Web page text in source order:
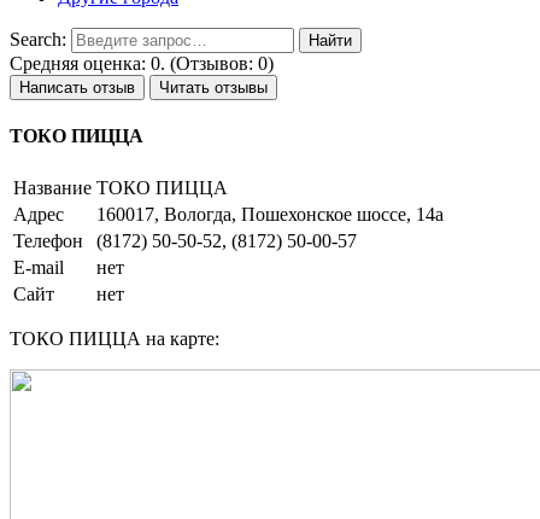
Search:
Средняя оценка: 0. (Отзывов: 0)
Написать отзыв Читать отзывы
ТОКО ПИЦЦА
Название ТОКО ПИЦЦА
Адрес
160017, Вологда, Пошехонское шоссе, 14а
Телефон
(8172) 50-50-52, (8172) 50-00-57
E-mail
нет
Сайт
нет
ТОКО ПИЦЦА на карте: